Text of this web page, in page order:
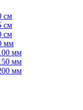
см
см
см
мм
мм
мм
мм